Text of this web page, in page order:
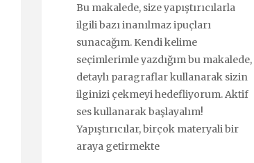
Bu makalede, size yapıştırıcılarla
ilgili bazı inanılmaz ipuçları
sunacağım. Kendi kelime
seçimlerimle yazdığım bu makalede,
detaylı paragraflar kullanarak sizin
ilginizi çekmeyi hedefliyorum. Aktif
ses kullanarak başlayalım!
Yapıştırıcılar, birçok materyali bir
araya getirmekte